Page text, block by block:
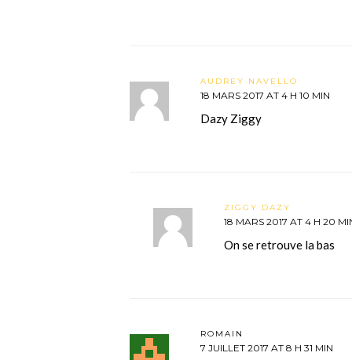
AUDREY NAVELLO
18 MARS 2017 AT 4 H 10 MIN
Dazy Ziggy
ZIGGY DAZY
18 MARS 2017 AT 4 H 20
On se retrouve la bas
ROMAIN
7 JUILLET 2017 AT 8 H 31 MIN